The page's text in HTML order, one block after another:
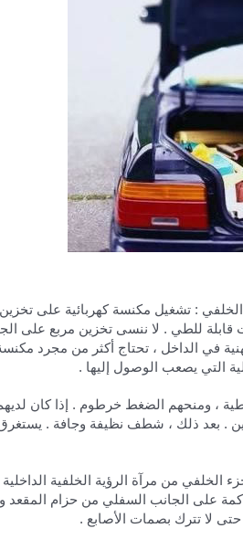
: تشغيل مكنسة كهربائية على
للطي . لا ننسى تخزين مربع على
في الداخل ، تحتاج أكثر من مجرد
التي يصعب الوصول إليها .
، ومنحهم الضغط خرطوم . إذا كان
. بعد ذلك ، شطف نظيفة وجافة .
من مرآة الرؤية الخلفية
على الجانب السفلي من حزام
لا تترك بصمات الأصابع .